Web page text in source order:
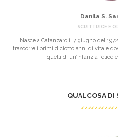
Danila S.
SCRITTRICE E
Nasce a Catanzaro il 7 giugno del
trascorre i primi diciotto anni di vita e
quelli di un’infanzia felice
QUALCOSA DI